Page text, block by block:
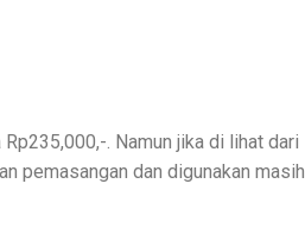
. Namun jika di lihat dari
pemasangan dan digunakan masih